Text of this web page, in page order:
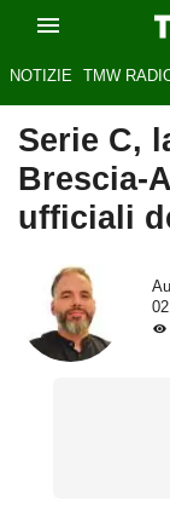
NOTIZIE TMW
Serie C,
Brescia-
ufficiali